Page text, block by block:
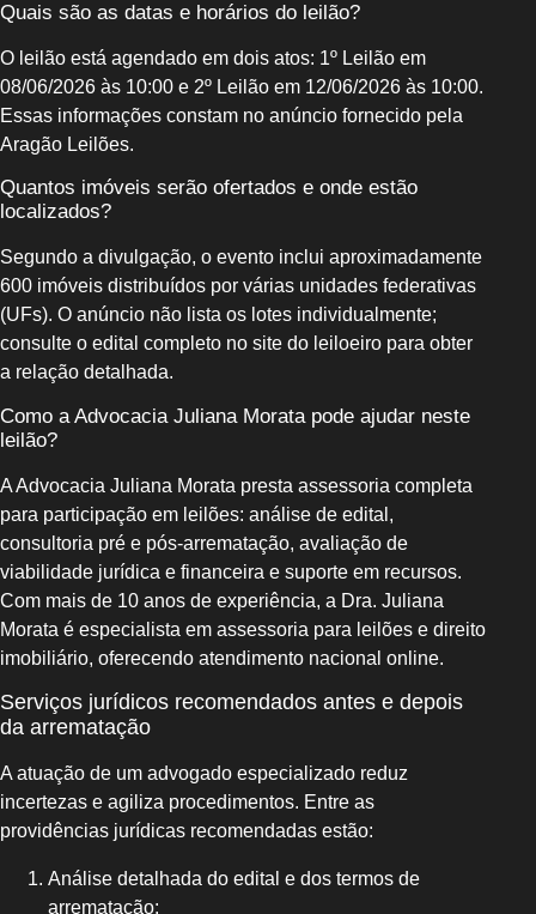
Quais são as datas e horários do leilão?
O leilão está agendado em dois atos: 1º Leilão em
08/06/2026 às 10:00 e 2º Leilão em 12/06/2026 às 10:00.
Essas informações constam no anúncio fornecido pela
Aragão Leilões.
Quantos imóveis serão ofertados e onde estão
localizados?
Segundo a divulgação, o evento inclui aproximadamente
600 imóveis distribuídos por várias unidades federativas
(UFs). O anúncio não lista os lotes individualmente;
consulte o edital completo no site do leiloeiro para obter
a relação detalhada.
Como a Advocacia Juliana Morata pode ajudar neste
leilão?
A Advocacia Juliana Morata presta assessoria completa
para participação em leilões: análise de edital,
consultoria pré e pós-arrematação, avaliação de
viabilidade jurídica e financeira e suporte em recursos.
Com mais de 10 anos de experiência, a Dra. Juliana
Morata é especialista em assessoria para leilões e direito
imobiliário, oferecendo atendimento nacional online.
Serviços jurídicos recomendados antes e depois
da arrematação
A atuação de um advogado especializado reduz
incertezas e agiliza procedimentos. Entre as
providências jurídicas recomendadas estão:
Análise detalhada do edital e dos termos de
arrematação;